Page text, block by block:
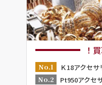
！
No.1
Ｋ18アクセサ
No.2
Pt950アクセ